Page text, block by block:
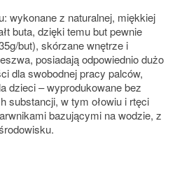
wykonane z naturalnej, miękkiej
buta, dzięki temu but pewnie
but), skórzane wnętrze i
posiadają odpowiednio dużo
dla swobodnej pracy palców,
dzieci – wyprodukowane bez
substancji, w tym ołowiu i rtęci
bazującymi na wodzie, z